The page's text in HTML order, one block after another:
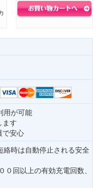
用が可能
ます
で安心
絡時は自動停止される安全
０回以上の有効充電回数、